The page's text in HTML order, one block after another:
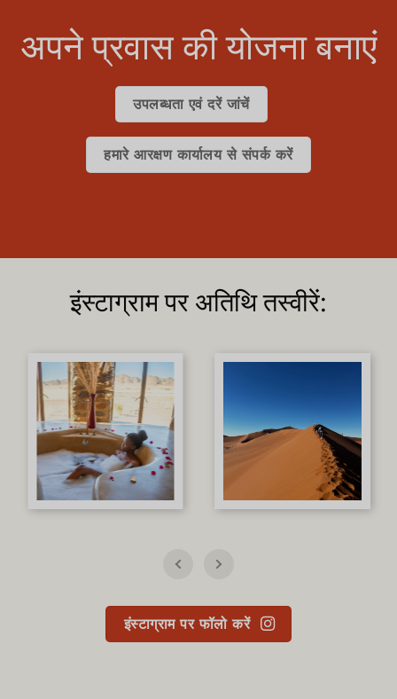
अपने प्रवास की योजना बनाएं
उपलब्धता एवं दरें जांचें
हमारे आरक्षण कार्यालय से संपर्क करें
इंस्टाग्राम पर अतिथि तस्वीरें:
इंस्टाग्राम पर फॉलो करें